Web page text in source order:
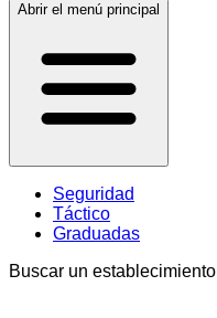
Abrir el menú principal
Seguridad
Táctico
Graduadas
Buscar un establecimiento